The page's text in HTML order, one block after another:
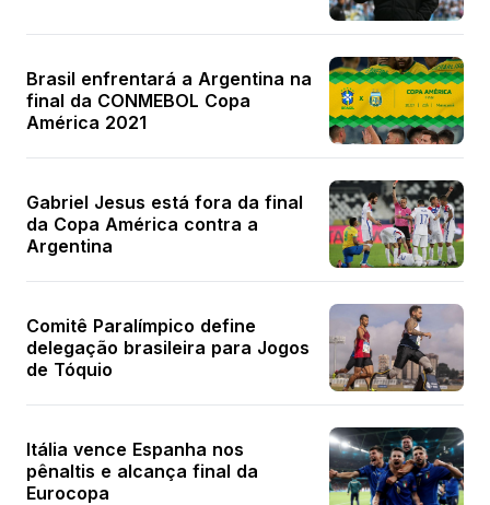
Brasil enfrentará a Argentina na
final da CONMEBOL Copa
América 2021
Gabriel Jesus está fora da final
da Copa América contra a
Argentina
Comitê Paralímpico define
delegação brasileira para Jogos
de Tóquio
Itália vence Espanha nos
pênaltis e alcança final da
Eurocopa